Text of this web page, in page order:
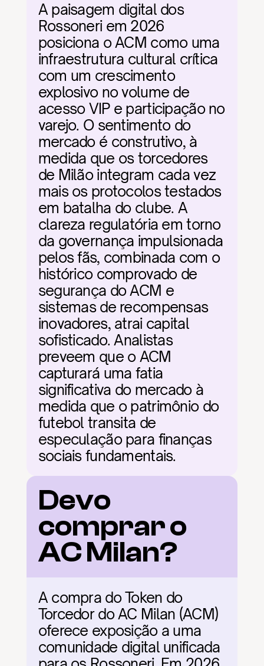
A paisagem digital dos
Rossoneri em 2026
posiciona o ACM como uma
infraestrutura cultural crítica
com um crescimento
explosivo no volume de
acesso VIP e participação no
varejo. O sentimento do
mercado é construtivo, à
medida que os torcedores
de Milão integram cada vez
mais os protocolos testados
em batalha do clube. A
clareza regulatória em torno
da governança impulsionada
pelos fãs, combinada com o
histórico comprovado de
segurança do ACM e
sistemas de recompensas
inovadores, atrai capital
sofisticado. Analistas
preveem que o ACM
capturará uma fatia
significativa do mercado à
medida que o patrimônio do
futebol transita de
especulação para finanças
sociais fundamentais.
Devo
comprar o
AC Milan?
A compra do Token do
Torcedor do AC Milan (ACM)
oferece exposição a uma
comunidade digital unificada